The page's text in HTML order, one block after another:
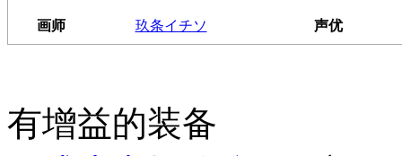
画师 玖条イチソ 声优
有增益的装备